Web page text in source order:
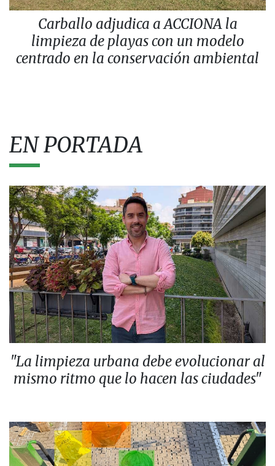
Carballo adjudica a ACCIONA la
limpieza de playas con un modelo
centrado en la conservación ambiental
EN PORTADA
"La limpieza urbana debe evolucionar al
mismo ritmo que lo hacen las ciudades"